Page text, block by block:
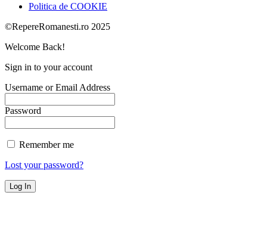
Politica de COOKIE
©RepereRomanesti.ro 2025
Welcome Back!
Sign in to your account
Username or Email Address
Password
Remember me
Lost your password?